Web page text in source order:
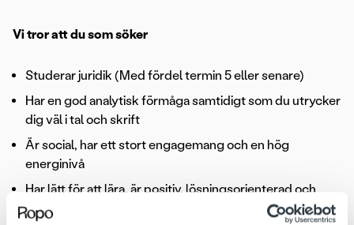
Vi tror att du som söker
Studerar juridik (Med fördel termin 5 eller senare)
Har en god analytisk förmåga samtidigt som du utrycker
dig väl i tal och skrift
Är social, har ett stort engagemang och en hög
energinivå
Har lätt för att lära, är positiv, lösningsorienterad och
professionell i ditt arbete